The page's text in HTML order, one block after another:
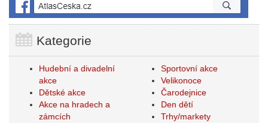
Kategorie
Hudební a divadelní
akce
Dětské akce
Akce na hradech a
zámcích
Sportovní akce
Velikonoce
Čarodejnice
Den dětí
Trhy/markety